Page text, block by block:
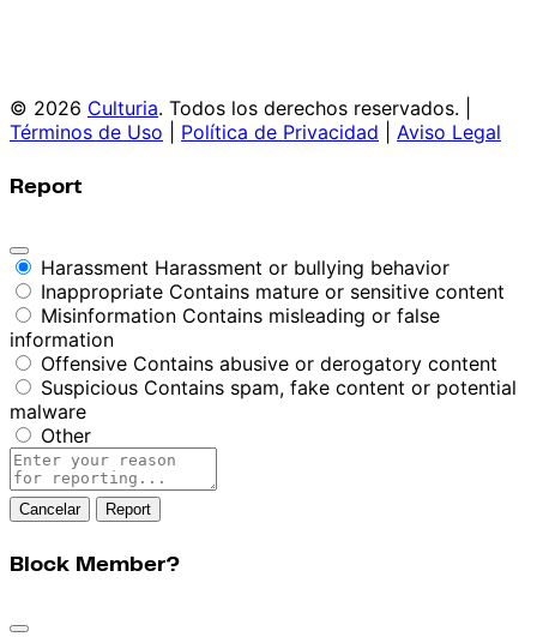
© 2026 Culturia. Todos los derechos reservados. |
Términos de Uso
Política de Privacidad Aviso Legal
Report
Harassment Harassment or bullying behavior
Inappropriate Contains mature or sensitive content
Misinformation Contains misleading or false
information
Offensive Contains abusive or derogatory content
Suspicious Contains spam, fake content or potential
malware
Other
Report
note
Report
Block Member?